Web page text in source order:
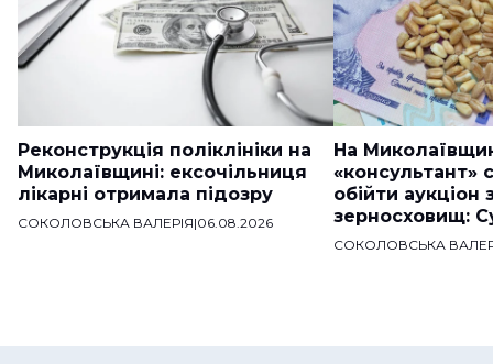
Реконструкція поліклініки на
Миколаївщині: ексочільниця
лікарні отримала підозру
СОКОЛОВСЬКА ВАЛЕРІЯ|06.08.2026
На
«консультант»
обійти аукціон
зерносховищ:
СОКОЛОВСЬКА